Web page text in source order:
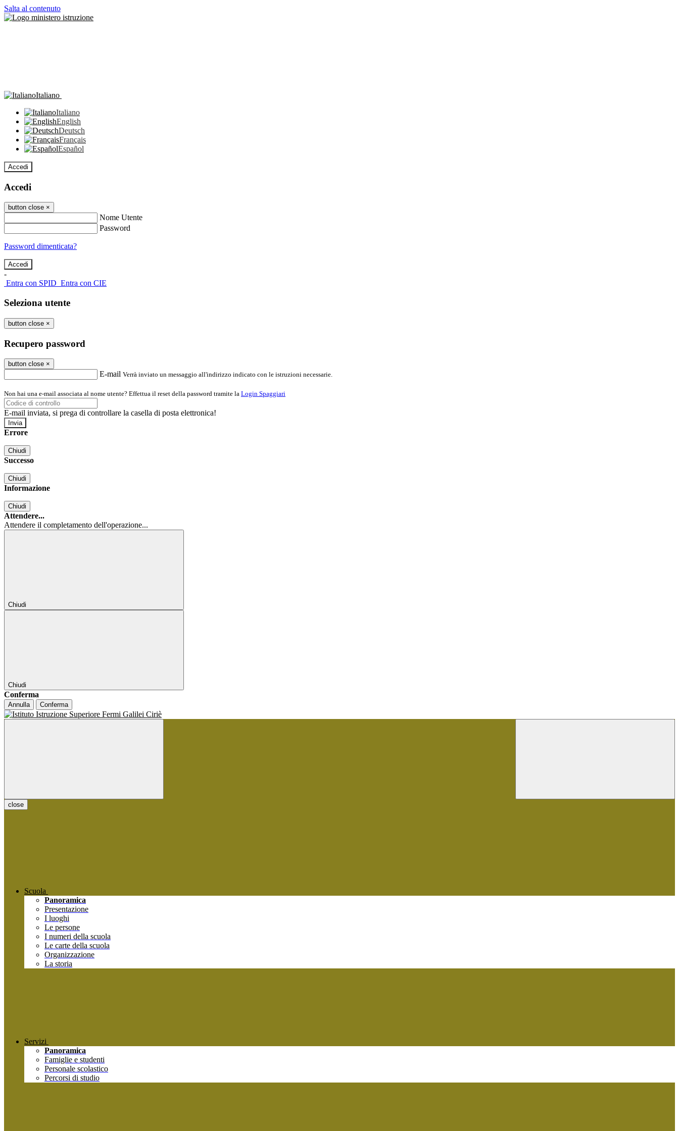
Salta al contenuto
Italiano
Italiano
English
Deutsch
Français
Español
Accedi
Accedi
button close ×
Nome Utente
Password
Password dimenticata?
-
Entra con SPID Entra con CIE
Seleziona utente
button close ×
Recupero password
button close ×
E-mail Verrà inviato un messaggio all'indirizzo indicato con le istruzioni necessarie.
Non hai una e-mail associata al nome utente? Effettua il reset della password tramite la Login Spaggiari
E-mail inviata, si prega di controllare la casella di posta elettronica!
Errore
Chiudi
Successo
Chiudi
Informazione
Chiudi
Attendere...
Attendere il completamento dell'operazione...
Chiudi
Chiudi
Conferma
Annulla Conferma
close
Scuola
Panoramica
Presentazione
I luoghi
Le persone
I numeri della scuola
Le carte della scuola
Organizzazione
La storia
Servizi
Panoramica
Famiglie e studenti
Personale scolastico
Percorsi di studio